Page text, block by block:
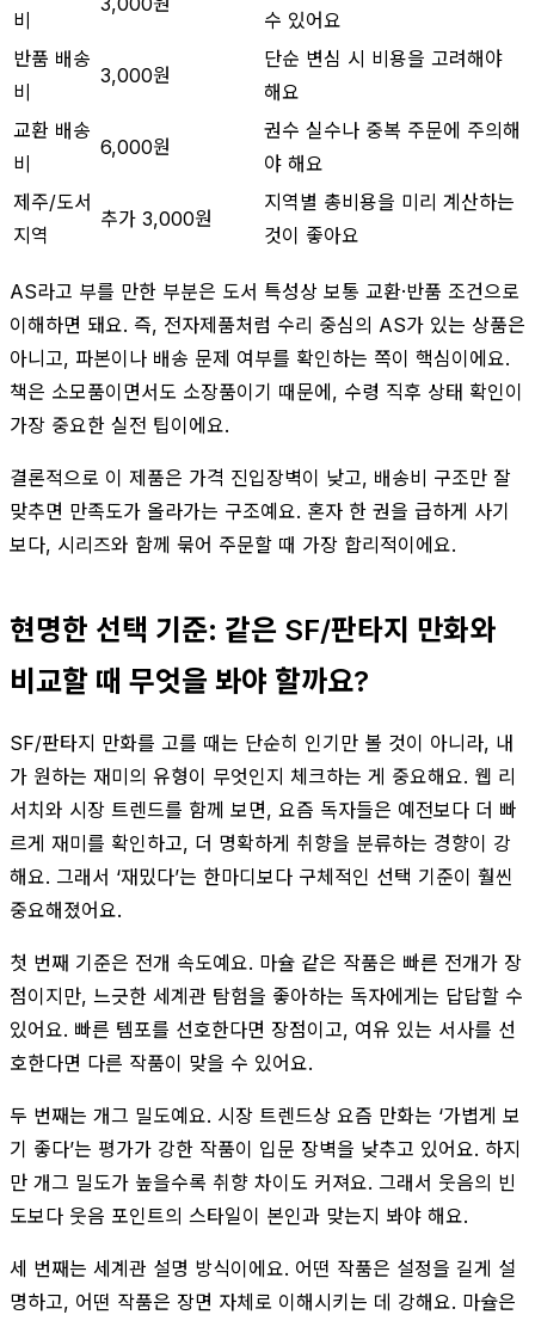
비
수 있어요
반품 배송
비
3,000원
단순 변심 시 비용을 고려해야
해요
교환 배송
비
6,000원
권수 실수나 중복 주문에 주의해
야 해요
제주/도서
지역
추가 3,000원
지역별 총비용을 미리 계산하는
것이 좋아요
AS라고 부를 만한 부분은 도서 특성상 보통 교환·반품 조건으로
이해하면 돼요. 즉, 전자제품처럼 수리 중심의 AS가 있는 상품은
아니고, 파본이나 배송 문제 여부를 확인하는 쪽이 핵심이에요.
책은 소모품이면서도 소장품이기 때문에, 수령 직후 상태 확인이
가장 중요한 실전 팁이에요.
결론적으로 이 제품은 가격 진입장벽이 낮고, 배송비 구조만 잘
맞추면 만족도가 올라가는 구조예요. 혼자 한 권을 급하게 사기
보다, 시리즈와 함께 묶어 주문할 때 가장 합리적이에요.
현명한 선택 기준: 같은 SF/판타지 만화와
비교할 때 무엇을 봐야 할까요?
SF/판타지 만화를 고를 때는 단순히 인기만 볼 것이 아니라, 내
가 원하는 재미의 유형이 무엇인지 체크하는 게 중요해요. 웹 리
서치와 시장 트렌드를 함께 보면, 요즘 독자들은 예전보다 더 빠
르게 재미를 확인하고, 더 명확하게 취향을 분류하는 경향이 강
해요. 그래서 ‘재밌다’는 한마디보다 구체적인 선택 기준이 훨씬
중요해졌어요.
첫 번째 기준은 전개 속도예요. 마슐 같은 작품은 빠른 전개가 장
점이지만, 느긋한 세계관 탐험을 좋아하는 독자에게는 답답할 수
있어요. 빠른 템포를 선호한다면 장점이고, 여유 있는 서사를 선
호한다면 다른 작품이 맞을 수 있어요.
두 번째는 개그 밀도예요. 시장 트렌드상 요즘 만화는 ‘가볍게 보
기 좋다’는 평가가 강한 작품이 입문 장벽을 낮추고 있어요. 하지
만 개그 밀도가 높을수록 취향 차이도 커져요. 그래서 웃음의 빈
도보다 웃음 포인트의 스타일이 본인과 맞는지 봐야 해요.
세 번째는 세계관 설명 방식이에요. 어떤 작품은 설정을 길게 설
명하고, 어떤 작품은 장면 자체로 이해시키는 데 강해요. 마슐은